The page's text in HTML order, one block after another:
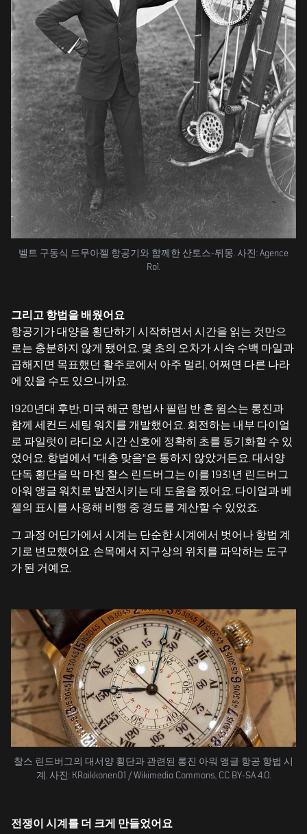
벨트 구동식 드무아젤 항공기와 함께한 산토스-뒤몽. 사진: Agence
Rol.
그리고 항법을 배웠어요
항공기가 대양을 횡단하기 시작하면서 시간을 읽는 것만으
로는 충분하지 않게 됐어요. 몇 초의 오차가 시속 수백 마일과
곱해지면 목표했던 활주로에서 아주 멀리, 어쩌면 다른 나라
에 있을 수도 있으니까요.
1920년대 후반, 미국 해군 항법사 필립 반 혼 윔스는 롱진과
함께 세컨드 세팅 워치를 개발했어요. 회전하는 내부 다이얼
로 파일럿이 라디오 시간 신호에 정확히 초를 동기화할 수 있
었어요. 항법에서 "대충 맞음"은 통하지 않았거든요. 대서양
단독 횡단을 막 마친 찰스 린드버그는 이를 1931년 린드버그
아워 앵글 워치로 발전시키는 데 도움을 줬어요. 다이얼과 베
젤의 표시를 사용해 비행 중 경도를 계산할 수 있었죠.
그 과정 어딘가에서 시계는 단순한 시계에서 벗어나 항법 계
기로 변모했어요. 손목에서 지구상의 위치를 파악하는 도구
가 된 거예요.
찰스 린드버그의 대서양 횡단과 관련된 롱진 아워 앵글 항공 항법 시
계. 사진: KRaikkonen01 / Wikimedia Commons, CC BY-SA 4.0.
전쟁이 시계를 더 크게 만들었어요